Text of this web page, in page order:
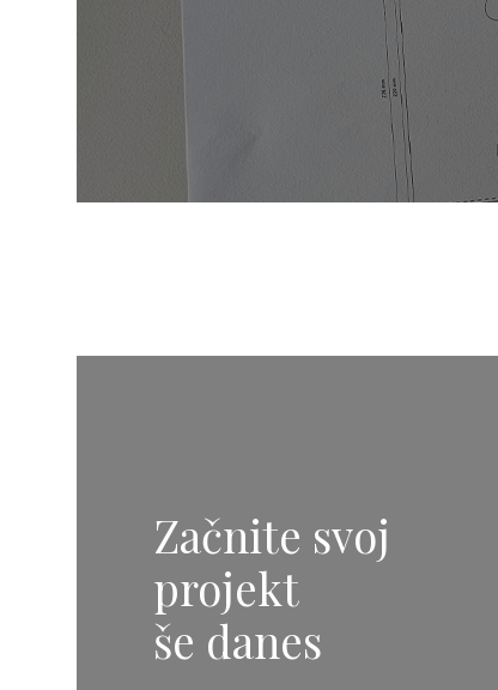
Začnite svoj
projekt
še danes